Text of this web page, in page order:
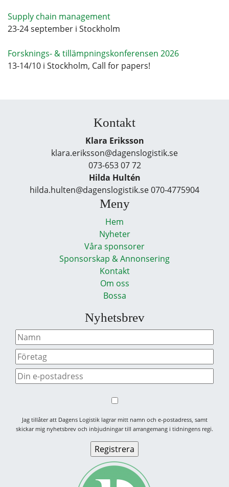
Supply chain management
23-24 september i Stockholm
Forsknings- & tillämpningskonferensen 2026
13-14/10 i Stockholm, Call for papers!
Kontakt
Klara Eriksson
klara.eriksson@dagenslogistik.se
073-653 07 72
Hilda Hultén
hilda.hulten@dagenslogistik.se 070-4775904
Meny
Hem
Nyheter
Våra sponsorer
Sponsorskap & Annonsering
Kontakt
Om oss
Bossa
Nyhetsbrev
Jag tillåter att Dagens Logistik lagrar mitt namn och e-postadress, samt
skickar mig nyhetsbrev och inbjudningar till arrangemang i tidningens regi.